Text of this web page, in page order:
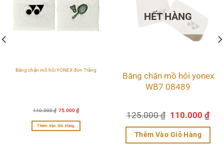
Băng chặn mồ hôi YONEX đơn Trắng
110.000₫ Giá
110.000 ₫.
75.000₫Giá
hiện
là:
Thêm Vào Giỏ Hàng
HẾT HÀNG
Băng chặn mồ hôi yonex
WB7 08489
125.000₫ Giá
là:
125.000 ₫.
110.000₫Giá
là:
Thêm Vào Giỏ Hàng